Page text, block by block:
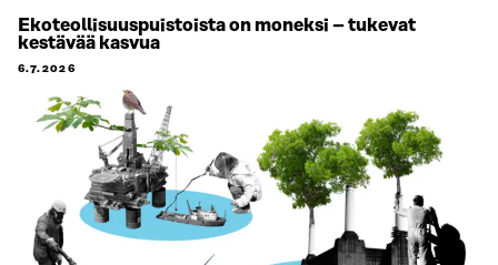
Ekoteollisuuspuistoista on moneksi – tukevat
kestävää kasvua
6.7.2026